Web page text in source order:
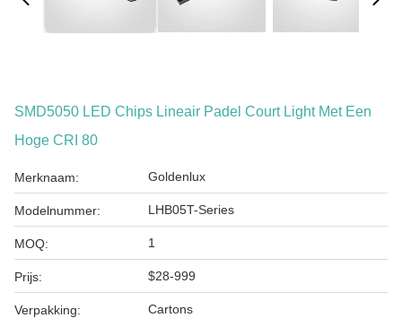
SMD5050 LED Chips Lineair Padel Court Light Met Een
Hoge CRI 80
Merknaam: Goldenlux
Modelnummer: LHB05T-Series
MOQ: 1
Prijs: $28-999
Verpakking: Cartons